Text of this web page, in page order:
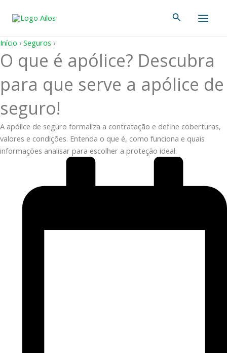
para
conteúdo
Pesquisar
Início › Seguros ›
O que é apólice? Descubra
para que serve a apólice de
seguro!
A apólice de seguro formaliza a contratação e define coberturas,
valores e condições. Entenda o que é, como funciona e quais
informações analisar para escolher a proteção ideal.